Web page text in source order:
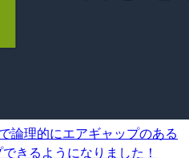
論理的にエアギャップのある
きるようになりました！